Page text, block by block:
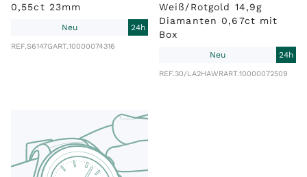
0,55ct 23mm
Neu 24h
REF.S6147GART.10000074316
Weiß/Rotgold 14,9g
Diamanten 0,67ct mit
Box
Neu 24h
REF.30/LA2HAWRART.10000072509